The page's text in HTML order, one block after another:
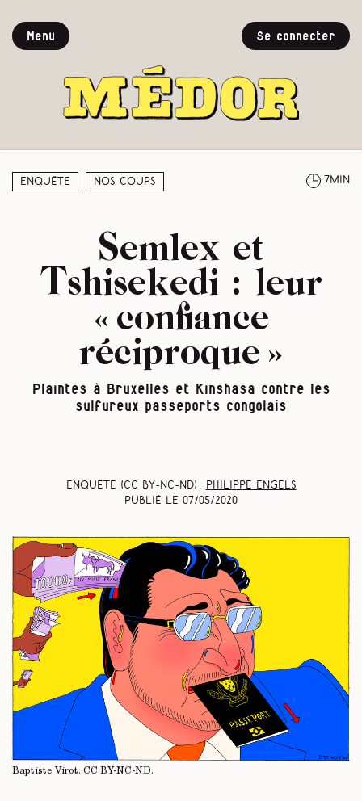
Menu Se connecter
Enquête Nos coups 7min
Semlex et
Tshisekedi : leur
« confiance
réciproque »
Plaintes à Bruxelles et Kinshasa contre les
sulfureux passeports congolais
Enquête (CC BY-NC-ND) :
Philippe Engels
Publié le 07/05/2020
Baptiste Virot. CC BY-NC-ND.